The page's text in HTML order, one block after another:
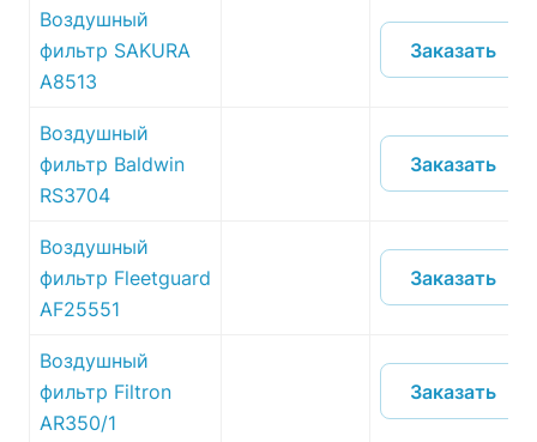
Воздушный
фильтр SAKURA
A8513
Заказать
Воздушный
фильтр Baldwin
RS3704
Заказать
Воздушный
фильтр Fleetguard
AF25551
Заказать
Воздушный
фильтр Filtron
AR350/1
Заказать